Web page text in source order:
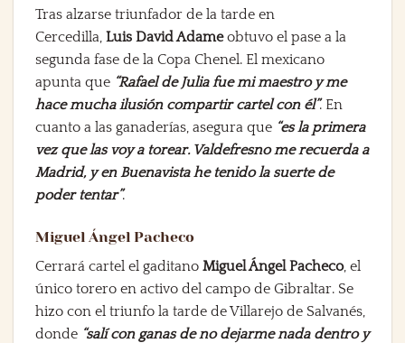
Tras alzarse triunfador de la tarde en
Cercedilla, Luis David Adameobtuvo el pase a la
segunda fase de la Copa Chenel. El mexicano
apunta que “Rafael de Julia fue mi maestro y me
hace mucha ilusión compartir cartel con él”. En
cuanto a las ganaderías, asegura que “es la primera
vez que las voy a torear. Valdefresno me recuerda a
Madrid, y en Buenavista he tenido la suerte de
poder tentar”.
Miguel Ángel Pacheco
Cerrará cartel el gaditano Miguel Ángel Pacheco, el
único torero en activo del campo de Gibraltar. Se
hizo con el triunfo la tarde de Villarejo de Salvanés,
donde “salí con ganas de no dejarme nada dentro y